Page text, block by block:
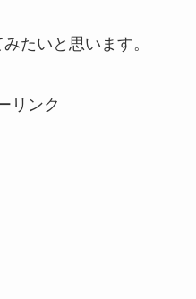
たいと思います。
リンク